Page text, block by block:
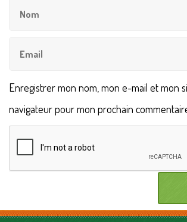
Enregistrer mon nom, mon e-mail et mon
navigateur pour mon prochain